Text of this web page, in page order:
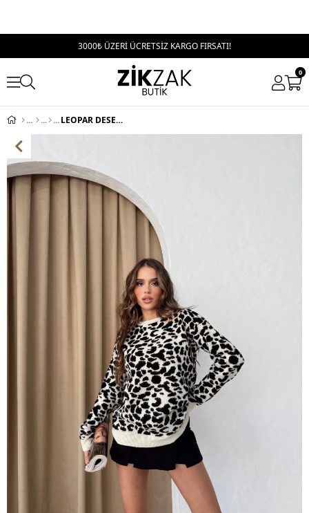
3000₺ ÜZERİ ÜCRETSİZ KARGO FIRSATI!
0
LEOPAR DESEN SALAŞ TRİKO KAZAK BEYAZ